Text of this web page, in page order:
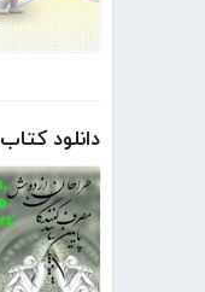
دانلود